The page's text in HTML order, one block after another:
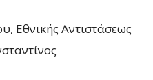
Εθνικής Αντιστάσεως